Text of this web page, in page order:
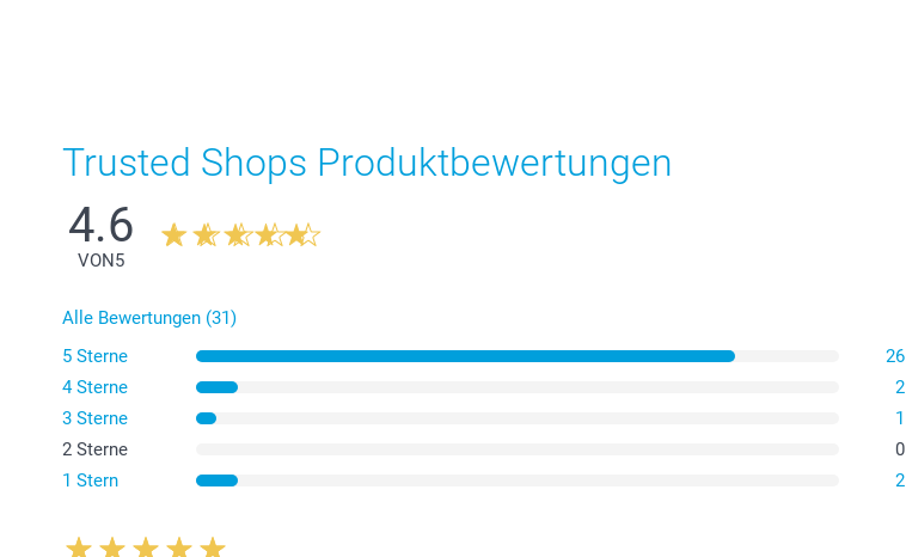
Trusted Shops Produktbewertungen
4.6
VON5
Alle Bewertungen (31)
5 Sterne
26
4 Sterne
2
3 Sterne
1
2 Sterne
0
1 Stern
2